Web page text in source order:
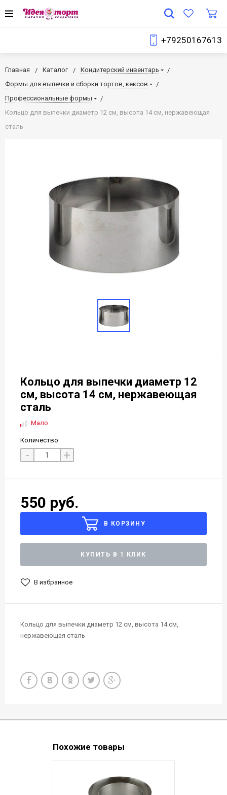
+79250167613
Главная Каталог
Кондитерский инвентарь
Формы для выпечки и сборки тортов, кексов
Профессиональные формы
Кольцо для выпечки диаметр 12 см, высота 14 см, нержавеющая
сталь
Кольцо для выпечки диаметр 12
см, высота 14 см, нержавеющая
сталь
Мало
Количество
- +
550 руб.
В КОРЗИНУ
КУПИТЬ В 1 КЛИК
В избранное
Кольцо для выпечки диаметр 12 см, высота 14 см,
нержавеющая сталь
Похожие товары